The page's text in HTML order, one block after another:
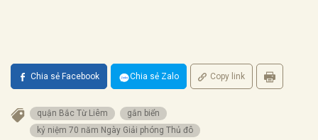
Chia sẻ Facebook Chia sẻ Zalo Copy link
quận Bắc Từ Liêm
gắn biển
kỷ niệm 70 năm Ngày Giải phóng Thủ đô